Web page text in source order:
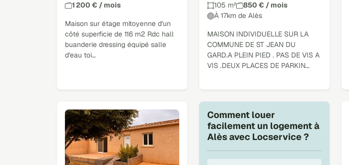
1 200 € / mois
Maison sur étage mitoyenne d'un
côté superficie de 116 m2 Rdc hall
buanderie dressing équipé salle
d'eau toi…
105 m²
850 € / mois
À 17km de Alès
MAISON INDIVIDUELLE SUR LA
COMMUNE DE ST JEAN DU
GARD.A PLEIN PIED . PAS DE VIS A
VIS .DEUX PLACES DE PARKIN…
Comment louer
facilement un logement à
Alès avec Locservice ?